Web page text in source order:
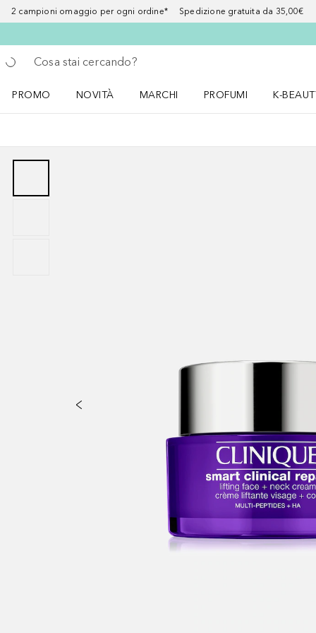
2 campioni omaggio per ogni ordine* Spedizione gratuita da 35,00€
Torna indietro
Esegui ricerca
PROMO
NOVITÀ
MARCHI
PROFUMI
K-